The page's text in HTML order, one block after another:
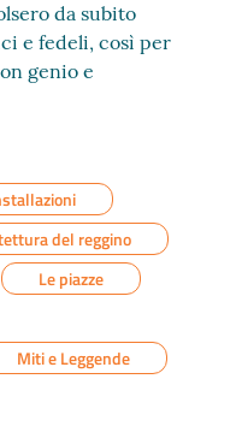
da subito
e fedeli, così per
genio e
del reggino
Le piazze
Miti e Leggende